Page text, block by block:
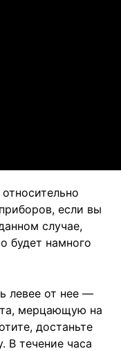
если вы
случае,
будет намного
левее от нее —
мерцающую на
достаньте
В течение часа